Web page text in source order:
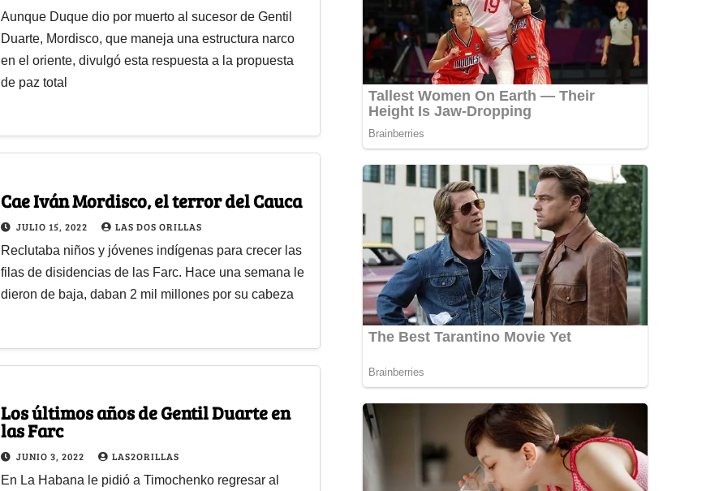
Aunque Duque dio por muerto al sucesor de Gentil
Duarte, Mordisco, que maneja una estructura narco
en el oriente, divulgó esta respuesta a la propuesta
de paz total
Cae Iván Mordisco, el terror del Cauca
JULIO 15, 2022 LAS DOS ORILLAS
Reclutaba niños y jóvenes indígenas para crecer las
filas de disidencias de las Farc. Hace una semana le
dieron de baja, daban 2 mil millones por su cabeza
Los últimos años de Gentil Duarte en
las Farc
JUNIO 3, 2022 LAS2ORILLAS
En La Habana le pidió a Timochenko regresar al